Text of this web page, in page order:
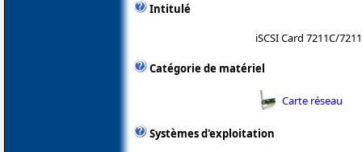
Intitulé
iSCSI Card 7211C/
Catégorie de matériel
Carte réseau
Systèmes d'exploitation